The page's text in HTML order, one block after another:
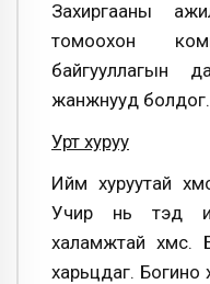
Захиргааны
томоохон
байгууллагын
жанжнууд болдог.
Урт хуруу
Ийм хуруутай
Учир нь тэд их
халамжтай
харьцдаг. Богино